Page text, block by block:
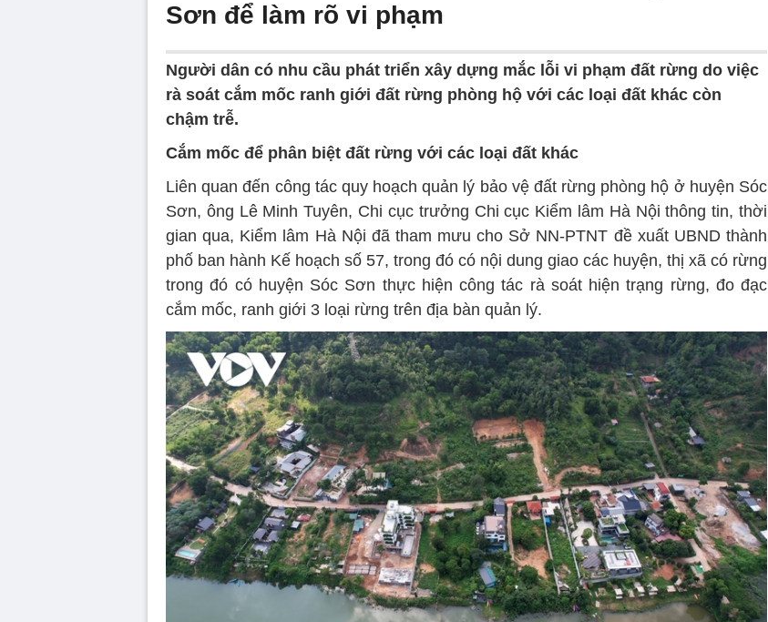
Sơn để làm rõ vi phạm
Người dân có nhu cầu phát triển xây dựng mắc lỗi vi phạm đất rừng do việc
rà soát cắm mốc ranh giới đất rừng phòng hộ với các loại đất khác còn
chậm trễ.
Cắm mốc để phân biệt đất rừng với các loại đất khác
Liên quan đến công tác quy hoạch quản lý bảo vệ đất rừng phòng hộ ở huyện Sóc
Sơn, ông Lê Minh Tuyên, Chi cục trưởng Chi cục Kiểm lâm Hà Nội thông tin, thời
gian qua, Kiểm lâm Hà Nội đã tham mưu cho Sở NN-PTNT đề xuất UBND thành
phố ban hành Kế hoạch số 57, trong đó có nội dung giao các huyện, thị xã có rừng
trong đó có huyện Sóc Sơn thực hiện công tác rà soát hiện trạng rừng, đo đạc
cắm mốc, ranh giới 3 loại rừng trên địa bàn quản lý.